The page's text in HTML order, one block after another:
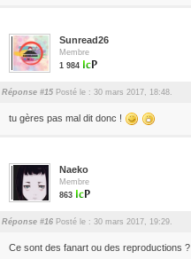
Sunread26
Membre
1 984
Réponse #15 Posté le : 30 mars 2017, 18:48.
tu gères pas mal dit donc !
Naeko
Membre
863
Réponse #16 Posté le : 30 mars 2017, 19:29.
Ce sont des fanart ou des reproductions ?